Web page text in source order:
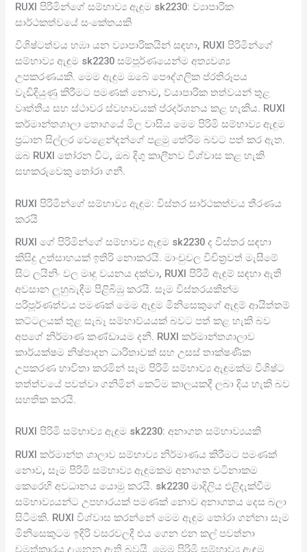
RUXI පිරිමින්ගේ සම්භාව්‍ය ඇඳුම sk2230: ව්‍යාපාරික
සාර්ථකත්වයේ සංකේතයකි
විශිෂ්ටත්වය හඹා යන ව්‍යාපාරිකයින් සඳහා, RUXI පිරිමින්ගේ
සම්භාව්‍ය ඇඳුම sk2230 සම්පූර්ණයෙන්ම අත්‍යවශ්‍ය
උපකරණයකි. මෙම ඇඳුම ඔබේ පෞද්ගලික ප්රතිරූපය
වැඩිදියුණු කිරීමට පමණක් නොව, ව්යාපාරික තත්වයන් තුළ
වෘත්තීය සහ ස්ථාවර ස්වභාවයක් ප්රදර්ශනය කළ හැකිය. RUXI
කර්මාන්තශාලා තොගයේ මිල වාසිය මෙම පිරිමි සම්භාව්‍ය ඇඳුම
ප්‍රධාන සිල්ලර වෙළෙන්දන්ගේ පළමු තේරීම බවට පත් කර ඇත.
ඔබ RUXI තෝරන විට, ඔබ දිගු කාලීනව විශ්වාස කළ හැකි
සහකරුවෙකු තෝරා ගනී.
RUXI පිරිමින්ගේ සම්භාව්‍ය ඇඳුම: විස්තර සාර්ථකත්වය තීරණය
කරයි
RUXI ගේ පිරිමින්ගේ සම්භාව්‍ය ඇඳුම sk2230 ද විස්තර සඳහා
කිසිදු උත්සාහයක් ඉතිරි නොකරයි. මාංචුවල විචිත්‍රවත් මැසීමේ
සිට ලයිනිං වල මෘදු වයනය දක්වා, RUXI පිරිමි ඇඳුම් සඳහා ඇති
අවසාන ලුහුබැඳීම පිළිබිඹු කරයි. සෑම විස්තරයකින්ම
පරිපූර්ණත්වය පමණක් මෙම ඇඳුම මිනිසෙකුගේ ඇඳුම් ආයිත්තම්
කට්ටලයක් තුළ සැබෑ සම්භාව්යයක් බවට පත් කළ හැකි බව
අපගේ නිර්මාණ කණ්ඩායම දනී. RUXI කර්මාන්තශාලාව
කාර්යක්ෂම නිෂ්පාදන ධාරිතාවක් සහ උසස් තාක්ෂණික
උපකරණ භාවිතා කරමින් සෑම පිරිමි සම්භාව්‍ය ඇඳුමක්ම විශිෂ්ට
තත්ත්වයේ පවත්වා ගනිමින් කෙටිම කාලයකදී ලබා දිය හැකි බව
සහතික කරයි.
RUXI පිරිමි සම්භාව්‍ය ඇඳුම sk2230: අනාගත සම්භාව්‍යයකි
RUXI කර්මාන්ත ශාලාව සම්භාව්‍ය නිර්මාණය කිරීමට පමණක්
නොව, සෑම පිරිමි සම්භාව්‍ය ඇඳුමකම අනාගත වටිනාකම
කෙරෙහි අවධානය යොමු කරයි. sk2230 මාදිලිය එළිදැක්වීම
සම්භාව්‍යයන්ට උපහාරයක් පමණක් නොව අනාගතය දෙස බලා
සිටීමකි. RUXI විශ්වාස කරන්නේ මෙම ඇඳුම තෝරා ගන්නා සෑම
මිනිසෙකුටම ඉදිරි වසරවලදී එය ගෙන එන කල් පවත්නා
චමත්කාරය දැනෙනු ඇති බවයි. මෙම පිරිමි සම්භාව්‍ය ඇඳුම